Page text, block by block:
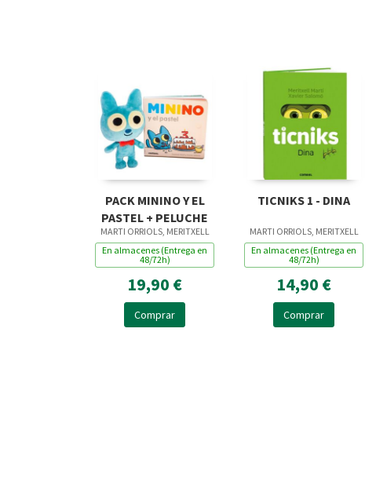
PACK MININO Y EL
PASTEL + PELUCHE
MARTI ORRIOLS, MERITXELL
En almacenes (Entrega en
48/72h)
19,90 €
Comprar
TICNIKS 1 - DINA
MARTI ORRIOLS, MERITXELL
En almacenes (Entrega en
48/72h)
14,90 €
Comprar